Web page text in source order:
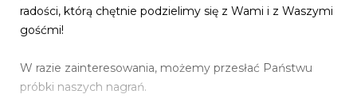
radości, którą chętnie podzielimy się z Wami i z Waszymi
gośćmi!
W razie zainteresowania, możemy przesłać Państwu
próbki naszych nagrań.